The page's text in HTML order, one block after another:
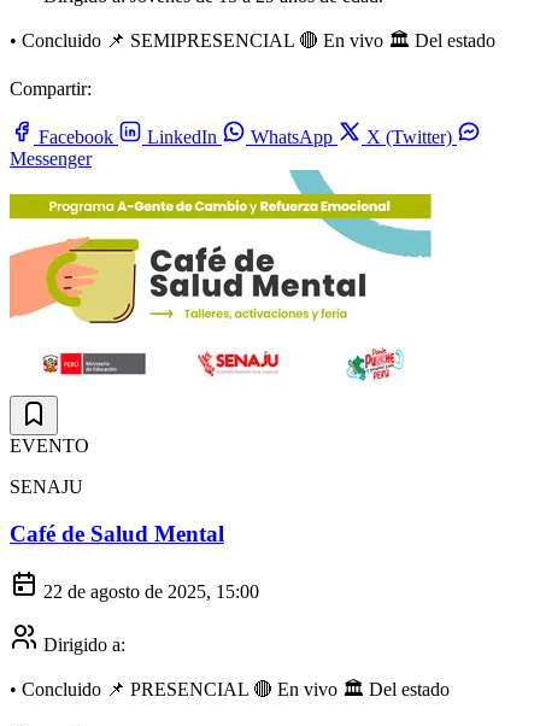
• Concluido 📌 SEMIPRESENCIAL 🔴 En vivo 🏛️ Del estado
Compartir:
Facebook LinkedIn WhatsApp
X (Twitter)
Messenger
EVENTO
SENAJU
Café de Salud Mental
22 de agosto de 2025, 15:00
Dirigido a:
• Concluido 📌 PRESENCIAL 🔴 En vivo 🏛️ Del estado